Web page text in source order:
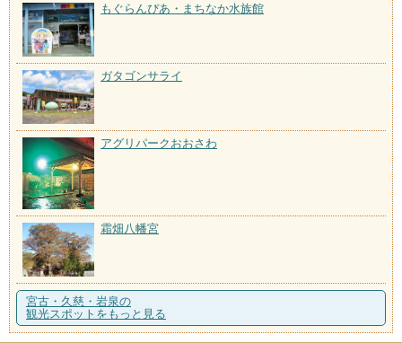
もぐらんぴあ・まちなか水族館
ガタゴンサライ
アグリパークおおさわ
霜畑八幡宮
宮古・久慈・岩泉の
観光スポットをもっと見る